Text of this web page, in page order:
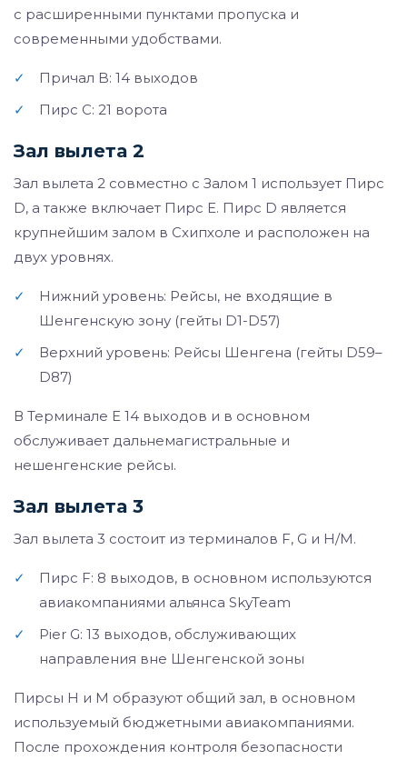
с расширенными пунктами пропуска и
современными удобствами.
✓
Причал B: 14 выходов
✓
Пирс C: 21 ворота
Зал вылета 2
Зал вылета 2 совместно с Залом 1 использует Пирс
D, а также включает Пирс E. Пирс D является
крупнейшим залом в Схипхоле и расположен на
двух уровнях.
✓
Нижний уровень: Рейсы, не входящие в
Шенгенскую зону (гейты D1-D57)
✓
Верхний уровень: Рейсы Шенгена (гейты D59–
D87)
В Терминале E 14 выходов и в основном
обслуживает дальнемагистральные и
нешенгенские рейсы.
Зал вылета 3
Зал вылета 3 состоит из терминалов F, G и H/M.
✓
Пирс F: 8 выходов, в основном используются
авиакомпаниями альянса SkyTeam
✓
Pier G: 13 выходов, обслуживающих
направления вне Шенгенской зоны
Пирсы H и M образуют общий зал, в основном
используемый бюджетными авиакомпаниями.
После прохождения контроля безопасности